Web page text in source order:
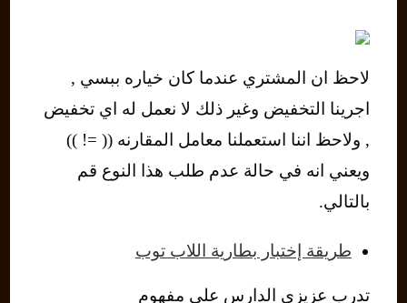
لاحظ ان المشتري عندما كان خياره ببسي ,
اجرينا التخفيض وغير ذلك لا نعمل له اي تخفيض
, ولاحظ اننا استعملنا معامل المقارنه (( =! ))
ويعني انه في حالة عدم طلب هذا النوع قم
بالتالي.
طريقة إختبار بطارية اللاب توب
تدرب عزيزي الدارس على مفهوم